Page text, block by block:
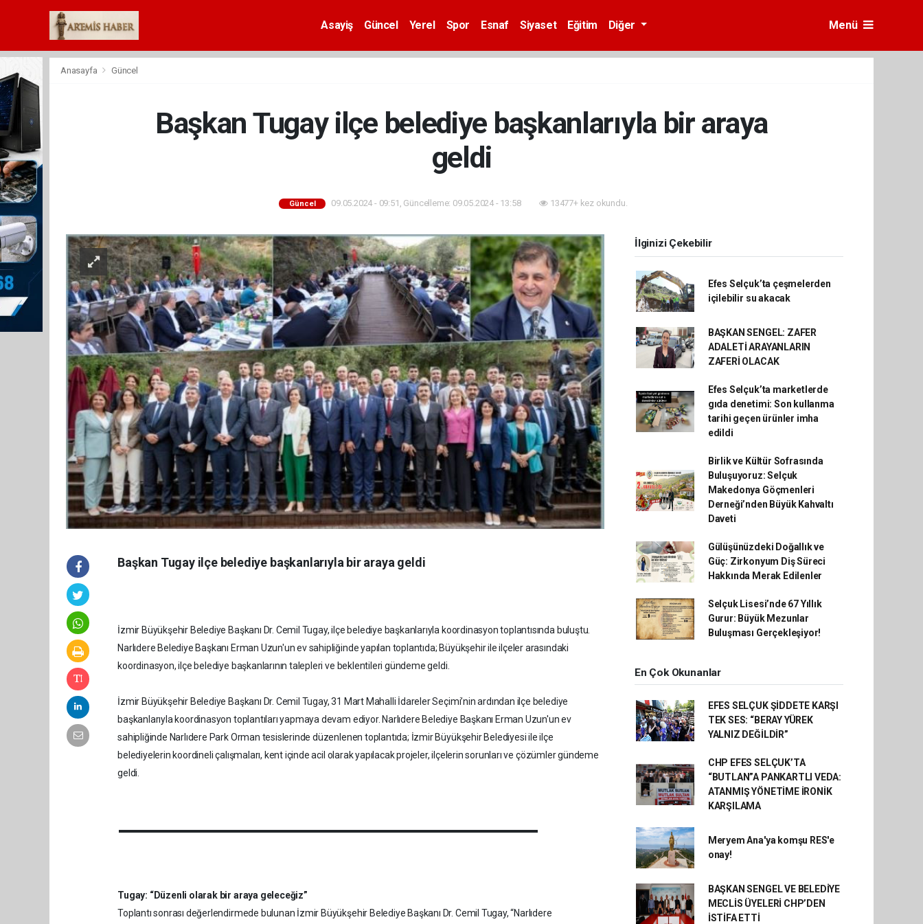
Asayiş Güncel Yerel Spor Esnaf Siyaset Eğitim Diğer Menü
Anasayfa Güncel
Başkan Tugay ilçe belediye başkanlarıyla bir araya
geldi
Güncel 09.05.2024 - 09:51, Güncelleme: 09.05.2024 - 13:58 13477+ kez okundu.
Başkan Tugay ilçe belediye başkanlarıyla bir araya geldi
İzmir Büyükşehir Belediye Başkanı Dr. Cemil Tugay, ilçe belediye başkanlarıyla koordinasyon toplantısında buluştu.
Narlıdere Belediye Başkanı Erman Uzun'un ev sahipliğinde yapılan toplantıda; Büyükşehir ile ilçeler arasındaki
koordinasyon, ilçe belediye başkanlarının talepleri ve beklentileri gündeme geldi.
İzmir Büyükşehir Belediye Başkanı Dr. Cemil Tugay, 31 Mart Mahalli İdareler Seçimi’nin ardından ilçe belediye
başkanlarıyla koordinasyon toplantıları yapmaya devam ediyor. Narlıdere Belediye Başkanı Erman Uzun'un ev
sahipliğinde Narlıdere Park Orman tesislerinde düzenlenen toplantıda; İzmir Büyükşehir Belediyesi ile ilçe
belediyelerin koordineli çalışmaları, kent içinde acil olarak yapılacak projeler, ilçelerin sorunları ve çözümler gündeme
geldi.
Tugay: “Düzenli olarak bir araya geleceğiz”
Toplantı sonrası değerlendirmede bulunan İzmir Büyükşehir Belediye Başkanı Dr. Cemil Tugay, “Narlıdere
İlginizi Çekebilir
Efes Selçuk’ta çeşmelerden
içilebilir su akacak
BAŞKAN SENGEL: ZAFER
ADALETİ ARAYANLARIN
ZAFERİ OLACAK
Efes Selçuk’ta marketlerde
gıda denetimi: Son kullanma
tarihi geçen ürünler imha
edildi
Birlik ve Kültür Sofrasında
Buluşuyoruz: Selçuk
Makedonya Göçmenleri
Derneği’nden Büyük Kahvaltı
Daveti
Gülüşünüzdeki Doğallık ve
Güç: Zirkonyum Diş Süreci
Hakkında Merak Edilenler
Selçuk Lisesi’nde 67 Yıllık
Gurur: Büyük Mezunlar
Buluşması Gerçekleşiyor!
En Çok Okunanlar
EFES SELÇUK ŞİDDETE KARŞI
TEK SES: “BERAY YÜREK
YALNIZ DEĞİLDİR”
CHP EFES SELÇUK’TA
“BUTLAN”A PANKARTLI VEDA:
ATANMIŞ YÖNETİME İRONİK
KARŞILAMA
Meryem Ana'ya komşu RES'e
onay!
BAŞKAN SENGEL VE BELEDİYE
MECLİS ÜYELERİ CHP’DEN
İSTİFA ETTİ